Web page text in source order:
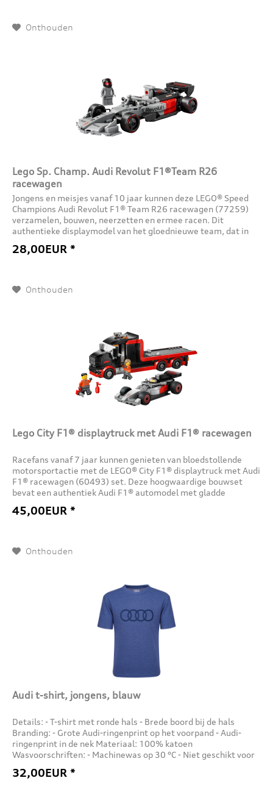
Onthouden
Lego Sp. Champ. Audi Revolut F1®Team R26
racewagen
Jongens en meisjes vanaf 10 jaar kunnen deze LEGO® Speed
Champions Audi Revolut F1® Team R26 racewagen (77259)
verzamelen, bouwen, neerzetten en ermee racen. Dit
authentieke displaymodel van het gloednieuwe team, dat in
28,00EUR *
Onthouden
Lego City F1® displaytruck met Audi F1® racewagen
Racefans vanaf 7 jaar kunnen genieten van bloedstollende
motorsportactie met de LEGO® City F1® displaytruck met Audi
F1® racewagen (60493) set. Deze hoogwaardige bouwset
bevat een authentiek Audi F1® automodel met gladde
rubberen banden...
45,00EUR *
Onthouden
Audi t-shirt, jongens, blauw
Details: - T-shirt met ronde hals - Brede boord bij de hals
Branding: - Grote Audi-ringenprint op het voorpand - Audi-
ringenprint in de nek Materiaal: 100% katoen
Wasvoorschriften: - Machinewas op 30 °C - Niet geschikt voor
32,00EUR *